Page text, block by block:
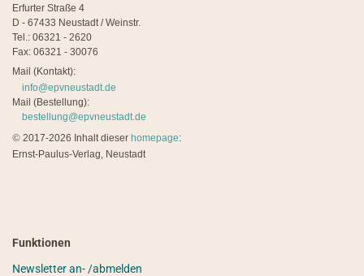
Erfurter Straße 4
D - 67433 Neustadt / Weinstr.
Tel.: 06321 - 2620
Fax: 06321 - 30076
Mail (Kontakt):
info@epvneustadt.de
Mail (Bestellung):
bestellung@epvneustadt.de
© 2017-2026 Inhalt dieser homepage:
Ernst-Paulus-Verlag, Neustadt
Funktionen
Newsletter an- /abmelden